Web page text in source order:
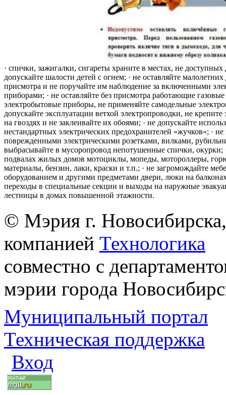
· спички, зажигалки, сигареты храните в местах, не доступных
допускайте шалости детей с огнем; · не оставляйте малолетних
присмотра и не поручайте им наблюдение за включенными
приборами; · не оставляйте без присмотра работающие
электробытовые приборы, не применяйте самодельные
допускайте эксплуатации ветхой электропроводки, не крепите
на гвоздях и не заклеивайте их обоями; · не допускайте
нестандартных электрических предохранителей «жучков»; · не
поврежденными электрическими розетками, вилками,
выбрасывайте в мусоропровод непотушенные спички, окурки;
подвалах жилых домов мотоциклы, мопеды, мотороллеры,
материалы, бензин, лаки, краски и т.п.; · не загромождайте
оборудованием и другими предметами двери, люки на
переходы в специальные секции и выходы на наружные
лестницы в домах повышенной этажности.
© Мэрия г.
компанией Технологика
совместно с
мэрии города
Муниципальный портал
Техническая поддержка
Вход